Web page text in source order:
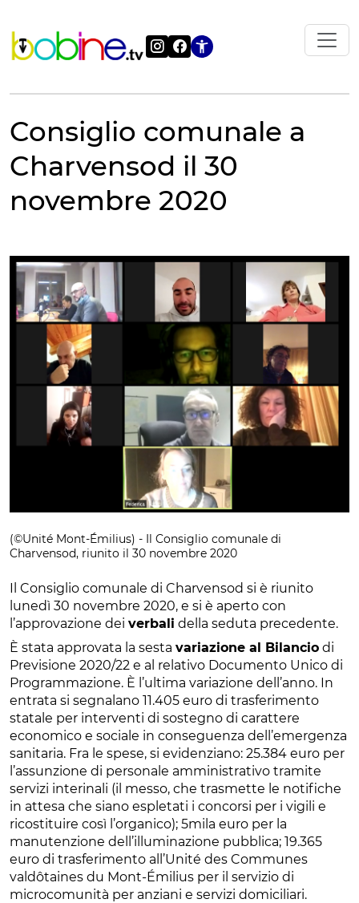
contenuto
Apri le
Consiglio comunale a
Charvensod il 30
novembre 2020
(©Unité Mont-Émilius) - Il Consiglio comunale di
Charvensod, riunito il 30 novembre 2020
Il Consiglio comunale di Charvensod si è riunito
lunedì 30 novembre 2020, e si è aperto con
l’approvazione dei verbali della seduta precedente.
È stata approvata la sesta variazione al Bilancio di
Previsione 2020/22 e al relativo Documento Unico di
Programmazione. È l’ultima variazione dell’anno. In
entrata si segnalano 11.405 euro di trasferimento
statale per interventi di sostegno di carattere
economico e sociale in conseguenza dell’emergenza
sanitaria. Fra le spese, si evidenziano: 25.384 euro per
l’assunzione di personale amministrativo tramite
servizi interinali (il messo, che trasmette le notifiche
in attesa che siano espletati i concorsi per i vigili e
ricostituire così l’organico); 5mila euro per la
manutenzione dell’illuminazione pubblica; 19.365
euro di trasferimento all’Unité des Communes
valdôtaines du Mont-Émilius per il servizio di
microcomunità per anziani e servizi domiciliari.